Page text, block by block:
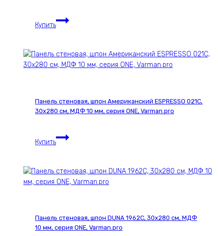
Купить
Панель
стеновая,
2781С,
мм,
серия
Varman.pro
Панель стеновая, шпон Американский ESPRESSO 021С,
30х280 см, МДФ 10 мм, серия ONE, Varman.pro
Купить
Панель
стеновая,
ESPRESSO
МДФ
10
Панель стеновая, шпон DUNA 1962С, 30х280 см, МДФ
10 мм, серия ONE, Varman.pro